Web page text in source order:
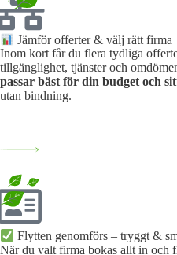
Jämför offerter & välj rätt firma
Inom kort får du flera tydliga
tillgänglighet, tjänster och
passar bäst för din budget och
utan bindning.
Flytten genomförs – tryggt &
När du valt firma bokas allt in och